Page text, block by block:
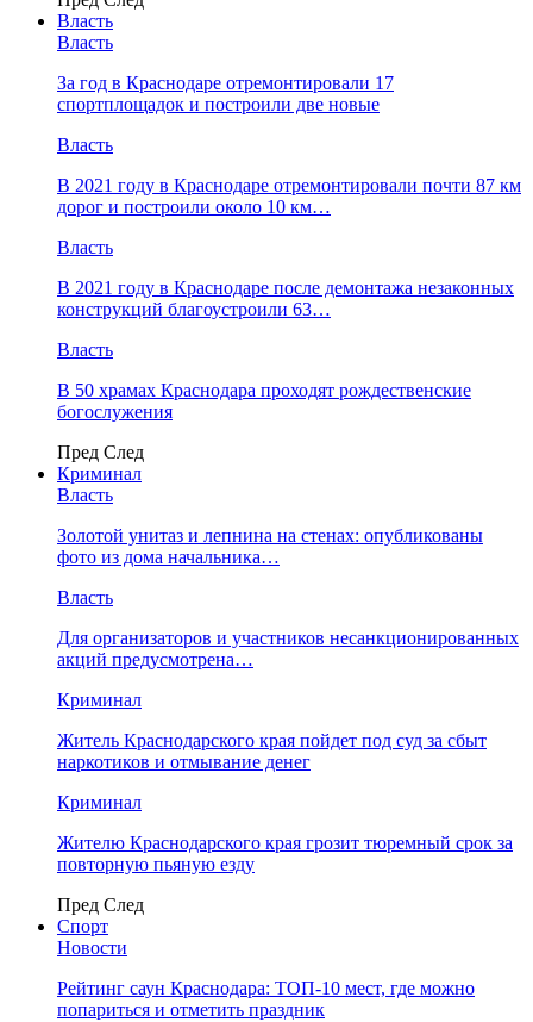
Власть
Власть
За год в Краснодаре отремонтировали 17
спортплощадок и построили две новые
Власть
В 2021 году в Краснодаре отремонтировали почти 87 км
дорог и построили около 10 км…
Власть
В 2021 году в Краснодаре после демонтажа незаконных
конструкций благоустроили 63…
Власть
В 50 храмах Краснодара проходят рождественские
богослужения
Пред След
Криминал
Власть
​Золотой унитаз и лепнина на стенах: опубликованы
фото из дома начальника…
Власть
Для организаторов и участников несанкционированных
акций предусмотрена…
Криминал
Житель Краснодарского края пойдет под суд за сбыт
наркотиков и отмывание денег
Криминал
Жителю Краснодарского края грозит тюремный срок за
повторную пьяную езду
Пред След
Спорт
Новости
Рейтинг саун Краснодара: ТОП-10 мест, где можно
попариться и отметить праздник